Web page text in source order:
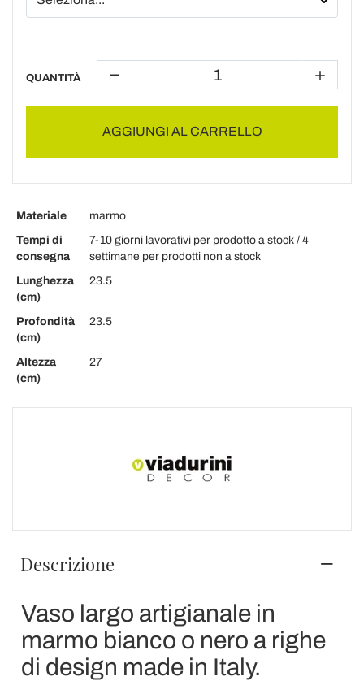
QUANTITÀ
AGGIUNGI AL CARRELLO
Materiale
marmo
Tempi di
consegna
7-10 giorni lavorativi per prodotto a stock / 4
settimane per prodotti non a stock
Lunghezza
(cm)
23.5
Profondità
(cm)
23.5
Altezza
(cm)
27
Descrizione
Vaso largo artigianale in
marmo bianco o nero a righe
di design made in Italy.